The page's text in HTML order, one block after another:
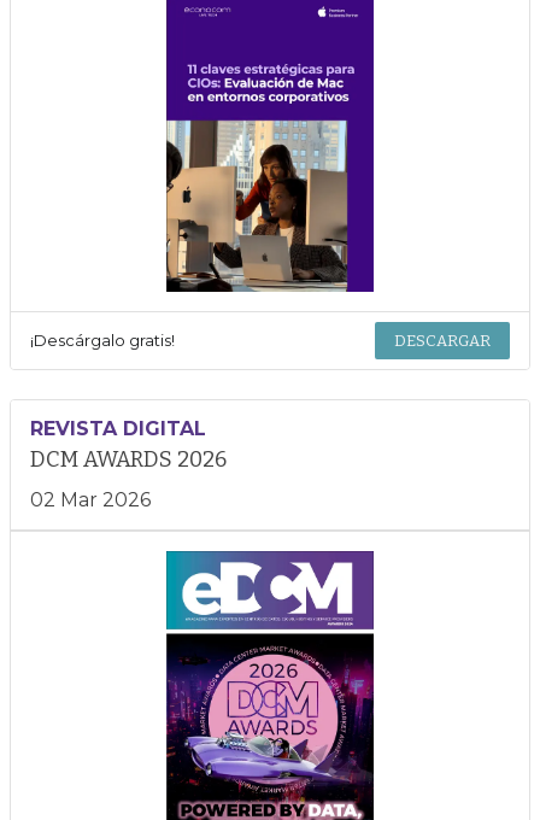
¡Descárgalo gratis! DESCARGAR
REVISTA DIGITAL
DCM AWARDS 2026
02 Mar 2026